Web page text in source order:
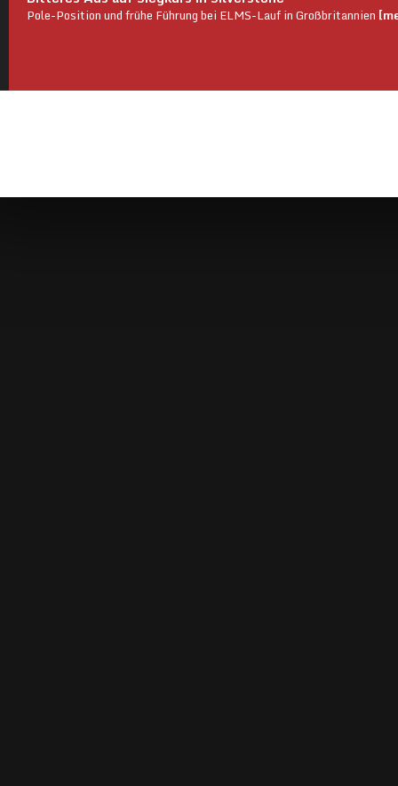
Pole-Position und frühe Führung bei ELMS-Lauf in Großbritannien